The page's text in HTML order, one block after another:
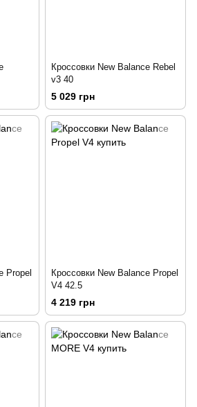
Кроссовки New Balance Rebel
v3 40
5 029 грн
Propel
Кроссовки New Balance Propel
V4 42.5
4 219 грн